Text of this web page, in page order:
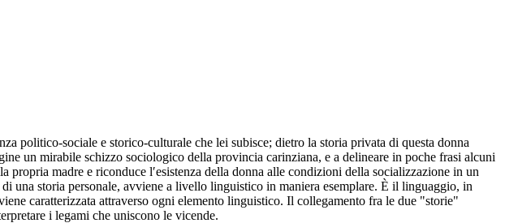
politico-sociale e storico-culturale che lei subisce; dietro la storia privata di questa donna
un mirabile schizzo sociologico della provincia carinziana, e a delineare in poche frasi alcuni
madre e riconduce l′esistenza della donna alle condizioni della socializzazione in un
una storia personale, avviene a livello linguistico in maniera esemplare. È il linguaggio, in
caratterizzata attraverso ogni elemento linguistico. Il collegamento fra le due "storie"
i legami che uniscono le vicende.